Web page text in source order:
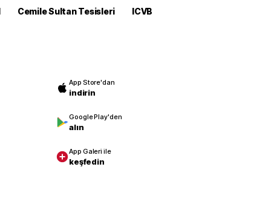
Cemile Sultan Tesisleri
ICVB
App Store'dan
indirin
Google Play'den
alın
App Galeri ile
keşfedin